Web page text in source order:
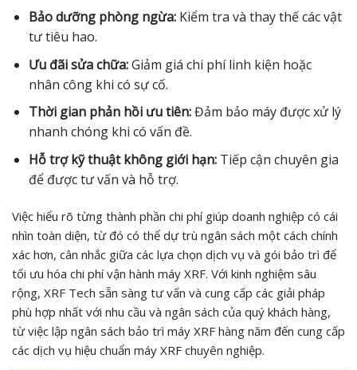
Bảo dưỡng phòng ngừa:Kiểm tra và thay thế các vật
tư tiêu hao.
Ưu đãi sửa chữa:Giảm giá chi phí linh kiện hoặc
nhân công khi có sự cố.
Thời gian phản hồi ưu tiên:Đảm bảo máy được xử lý
nhanh chóng khi có vấn đề.
Hỗ trợ kỹ thuật không giới hạn:Tiếp cận chuyên gia
để được tư vấn và hỗ trợ.
Việc hiểu rõ từng thành phần chi phí giúp doanh nghiệp có cái
nhìn toàn diện, từ đó có thể dự trù ngân sách một cách chính
xác hơn, cân nhắc giữa các lựa chọn dịch vụ và gói bảo trì để
tối ưu hóa chi phí vận hành máy XRF. Với kinh nghiệm sâu
rộng, XRF Tech sẵn sàng tư vấn và cung cấp các giải pháp
phù hợp nhất với nhu cầu và ngân sách của quý khách hàng,
từ việc lập ngân sách bảo trì máy XRF hàng năm đến cung cấp
các dịch vụ hiệu chuẩn máy XRF chuyên nghiệp.